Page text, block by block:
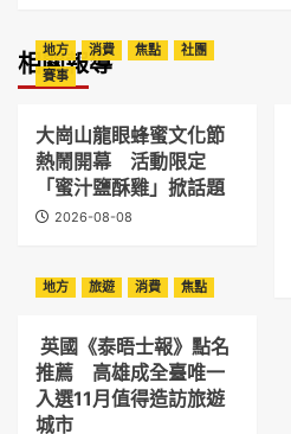
相關報導
地方 消費 焦點
社團
賽事
大崗山龍眼蜂蜜文化節
熱鬧開幕 活動限定
「蜜汁鹽酥雞」掀話題
2026-08-08
地方
旅遊 消費 焦點
英國《泰晤士報》點名
推薦 高雄成全臺唯一
入選11月值得造訪旅遊
城市